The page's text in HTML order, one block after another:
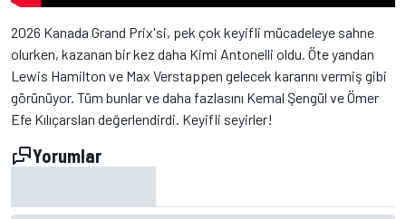
2026 Kanada Grand Prix'si, pek çok keyifli mücadeleye sahne
olurken, kazanan bir kez daha Kimi Antonelli oldu. Öte yandan
Lewis Hamilton ve Max Verstappen gelecek kararını vermiş gibi
görünüyor. Tüm bunlar ve daha fazlasını Kemal Şengül ve Ömer
Efe Kılıçarslan değerlendirdi. Keyifli seyirler!
Yorumlar